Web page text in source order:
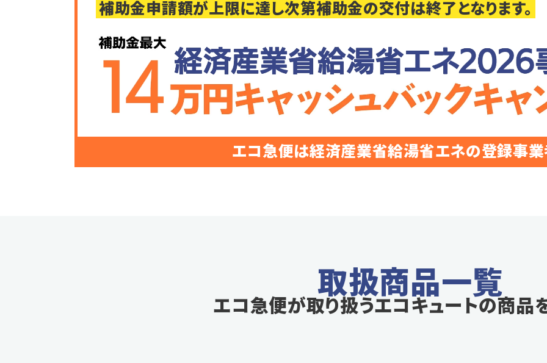
補助金申請額が上限に達し次第補助金の交付は終了となります。
エコ急便は経済産業省給湯省エネの登録事
取扱商品一覧
エコ急便が取り扱うエコキュートの商品